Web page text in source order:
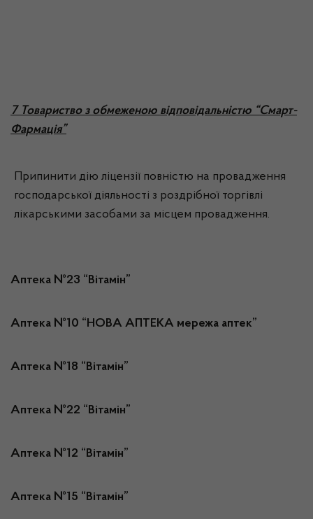
7 Товариство з обмеженою відповідальністю “Смарт-
Фармація”
Припинити дію ліцензії повністю на провадження
господарської діяльності з роздрібної торгівлі
лікарськими засобами за місцем провадження.
Аптека №23 “Вітамін”
Аптека №10 “НОВА АПТЕКА мережа аптек”
Аптека №18 “Вітамін”
Аптека №22 “Вітамін”
Аптека №12 “Вітамін”
Аптека №15 “Вітамін”